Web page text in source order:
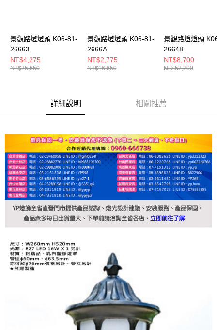
景觀路燈燈頭 K06-81-
26663
NT$4,275
NT$25,650
景觀路燈燈頭 K06-81-
2666A
NT$2,775
NT$16,650
景觀路燈燈頭
26648
NT$8,700
NT$52,200
詳細說明 相關推薦